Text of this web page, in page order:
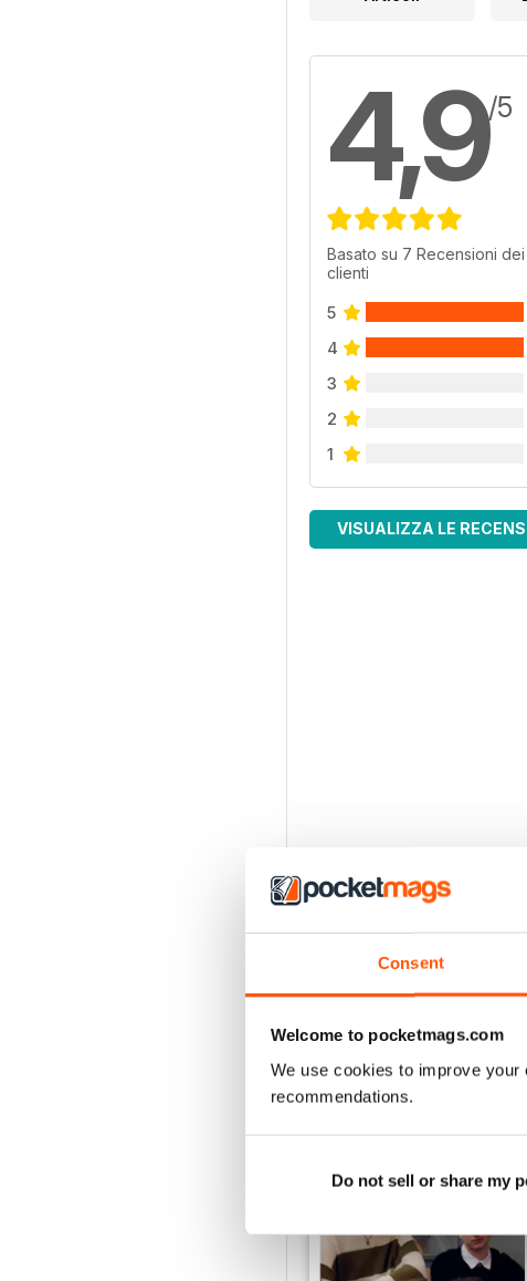
Consent
Welcome to pocketmags.com
We use cookies to improve
recommendations.
Do not sell or share my
4,9/5
Basato su 7 Recensioni dei
clienti
5
4
3
2
1
VISUALIZZA LE
EDIZIONI INDIETRO